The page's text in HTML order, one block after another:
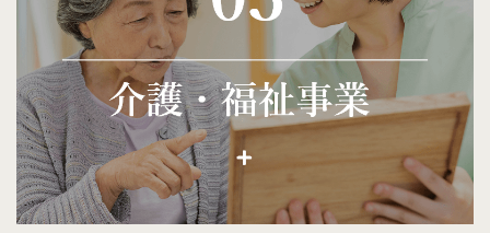
行い、 お客様が納得するまで対応いたします。お客様が長
く快適に暮らせるような住環境づくりを目指しています。
02
建築事業